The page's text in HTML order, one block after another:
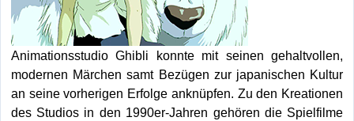
Animationsstudio Ghibli konnte mit seinen gehaltvollen,
modernen Märchen samt Bezügen zur japanischen Kultur
an seine vorherigen Erfolge anknüpfen. Zu den Kreationen
des Studios in den 1990er-Jahren gehören die Spielfilme